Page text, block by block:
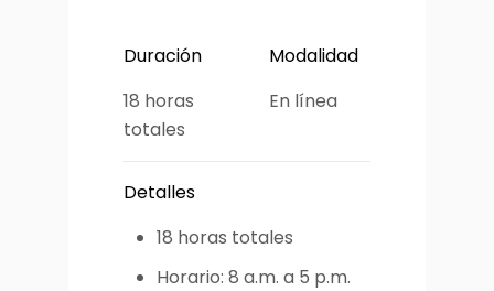
Duración
18 horas
totales
Modalidad
En línea
Detalles
18 horas totales
Horario: 8 a.m. a 5 p.m.